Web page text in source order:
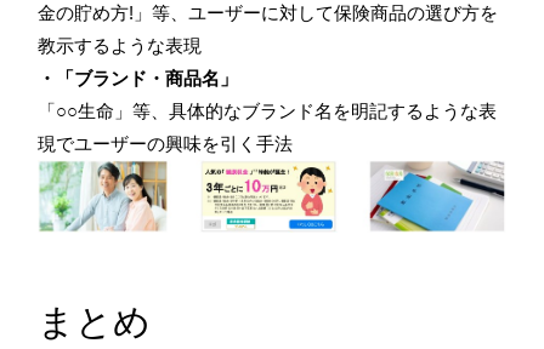
金の貯め方!」等、ユーザーに対して保険商品の選び方を
教示するような表現
・「ブランド・商品名」
「○○生命」等、具体的なブランド名を明記するような表
現でユーザーの興味を引く手法
まとめ